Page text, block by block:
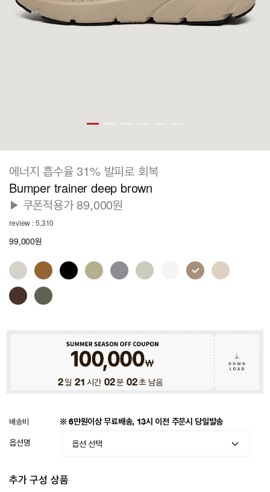
에너지 흡수율 31% 발피로 회복
Bumper trainer deep brown
▶ 쿠폰적용가 89,000원
review : 5,310
99,000원
2일 21 시간 01분 59초 남음
배송비 ※ 6만원이상 무료배송, 13시 이전 주문시 당일발송
옵션명
추가 구성 상품